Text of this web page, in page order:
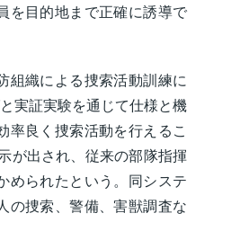
を目的地まで正確に誘導で
組織による捜索活動訓練に
実証実験を通じて仕様と機
率良く捜索活動を行えるこ
が出され、従来の部隊指揮
められたという。同システ
の捜索、警備、害獣調査な